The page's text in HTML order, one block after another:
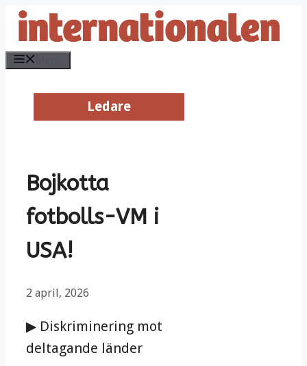
Hoppa
Ledare
Ledare
Bojkotta
fotbolls-VM i
USA!
2 april, 2026
▶ Diskriminering mot
deltagande länder